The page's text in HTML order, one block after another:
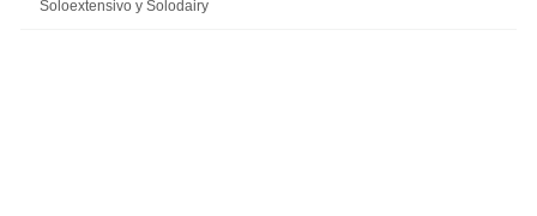
Soloextensivo y Solodairy